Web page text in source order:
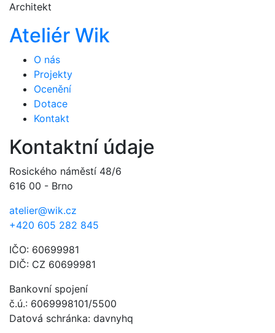
Architekt
Ateliér Wik
O nás
Projekty
Ocenění
Dotace
Kontakt
Kontaktní údaje
Rosického náměstí 48/6
616 00 - Brno
atelier@wik.cz
+420 605 282 845
IČO: 60699981
DIČ: CZ 60699981
Bankovní spojení
č.ú.: 6069998101/5500
Datová schránka: davnyhq